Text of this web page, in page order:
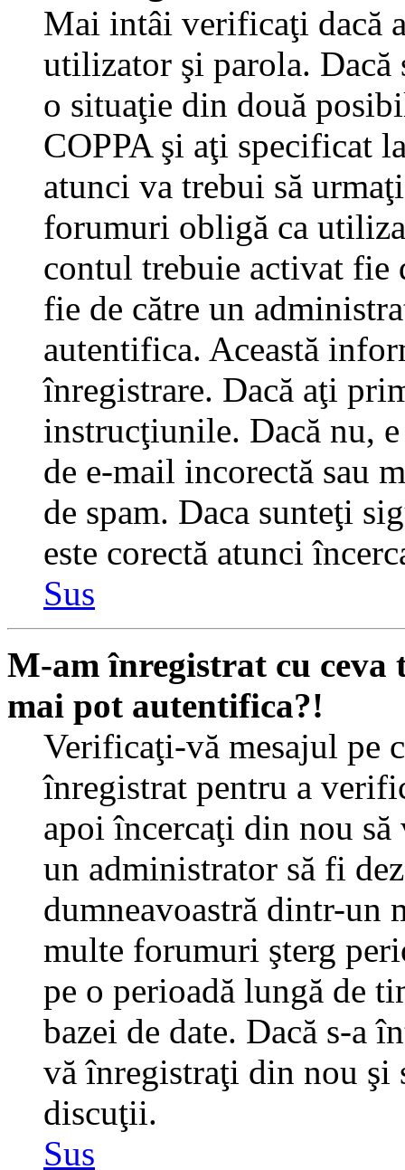
Mai intâi verificaţi dacă
utilizator şi parola. Dacă
o situaţie din două
COPPA şi aţi specificat
atunci va trebui să
forumuri obligă ca
contul trebuie activat fie
fie de către un
autentifica. Această
înregistrare. Dacă aţi
instrucţiunile. Dacă nu,
de e-mail incorectă sau
de spam. Daca sunteţi
este corectă atunci
Sus
M-am înregistrat cu
mai pot autentifica?!
Verificaţi-vă mesajul pe
înregistrat pentru a
apoi încercaţi din nou
un administrator să fi
dumneavoastră dintr-un
multe forumuri şterg
pe o perioadă lungă de
bazei de date. Dacă s-a
vă înregistraţi din nou
discuţii.
Sus